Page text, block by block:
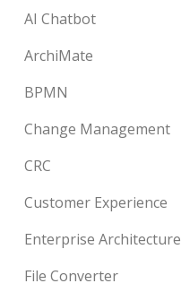
AI Chatbot
ArchiMate
BPMN
Change Management
CRC
Customer Experience
Enterprise Architecture
File Converter